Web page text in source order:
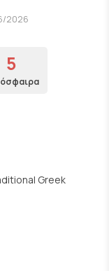
2026
5
Greek